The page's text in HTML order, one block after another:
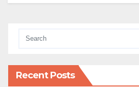
Recent Posts